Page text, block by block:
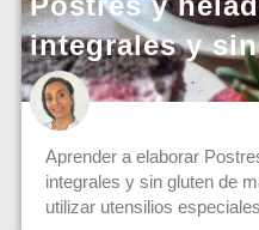
integrales y
Aprender a elaborar
integrales y sin gluten de
utilizar utensilios